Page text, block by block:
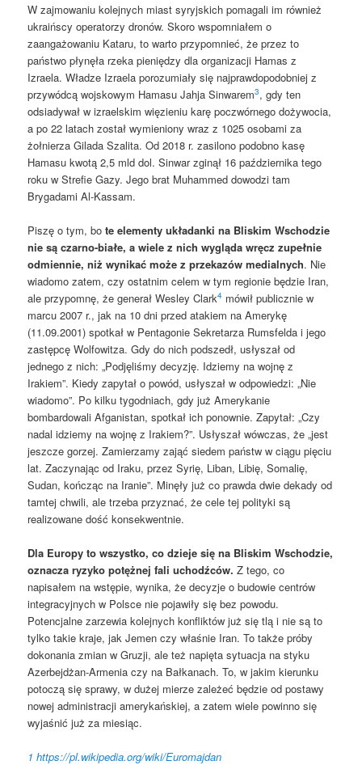
W zajmowaniu kolejnych miast syryjskich pomagali im również
ukraińscy operatorzy dronów. Skoro wspomniałem o
zaangażowaniu Kataru, to warto przypomnieć, że przez to
państwo płynęła rzeka pieniędzy dla organizacji Hamas z
Izraela. Władze Izraela porozumiały się najprawdopodobniej z
przywódcą wojskowym Hamasu Jahja Sinwarem3, gdy ten
odsiadywał w izraelskim więzieniu karę poczwórnego dożywocia,
a po 22 latach został wymieniony wraz z 1025 osobami za
żołnierza Gilada Szalita. Od 2018 r. zasilono podobno kasę
Hamasu kwotą 2,5 mld dol. Sinwar zginął 16 października tego
roku w Strefie Gazy. Jego brat Muhammed dowodzi tam
Brygadami Al-Kassam.
Piszę o tym, bo te elementy układanki na Bliskim Wschodzie
nie są czarno-białe, a wiele z nich wygląda wręcz zupełnie
odmiennie, niż wynikać może z przekazów medialnych. Nie
wiadomo zatem, czy ostatnim celem w tym regionie będzie Iran,
ale przypomnę, że generał Wesley Clark4 mówił publicznie w
marcu 2007 r., jak na 10 dni przed atakiem na Amerykę
(11.09.2001) spotkał w Pentagonie Sekretarza Rumsfelda i jego
zastępcę Wolfowitza. Gdy do nich podszedł, usłyszał od
jednego z nich: „Podjęliśmy decyzję. Idziemy na wojnę z
Irakiem”. Kiedy zapytał o powód, usłyszał w odpowiedzi: „Nie
wiadomo”. Po kilku tygodniach, gdy już Amerykanie
bombardowali Afganistan, spotkał ich ponownie. Zapytał: „Czy
nadal idziemy na wojnę z Irakiem?”. Usłyszał wówczas, że „jest
jeszcze gorzej. Zamierzamy zająć siedem państw w ciągu pięciu
lat. Zaczynając od Iraku, przez Syrię, Liban, Libię, Somalię,
Sudan, kończąc na Iranie”. Minęły już co prawda dwie dekady od
tamtej chwili, ale trzeba przyznać, że cele tej polityki są
realizowane dość konsekwentnie.
Dla Europy to wszystko, co dzieje się na Bliskim Wschodzie,
oznacza ryzyko potężnej fali uchodźców. Z tego, co
napisałem na wstępie, wynika, że decyzje o budowie centrów
integracyjnych w Polsce nie pojawiły się bez powodu.
Potencjalne zarzewia kolejnych konfliktów już się tlą i nie są to
tylko takie kraje, jak Jemen czy właśnie Iran. To także próby
dokonania zmian w Gruzji, ale też napięta sytuacja na styku
Azerbejdżan-Armenia czy na Bałkanach. To, w jakim kierunku
potoczą się sprawy, w dużej mierze zależeć będzie od postawy
nowej administracji amerykańskiej, a zatem wiele powinno się
wyjaśnić już za miesiąc.
1 https://pl.wikipedia.org/wiki/Euromajdan